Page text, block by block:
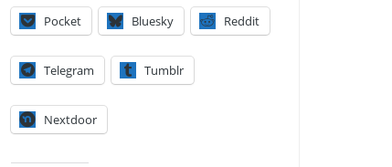
Pocket Bluesky Reddit
Telegram Tumblr
Nextdoor